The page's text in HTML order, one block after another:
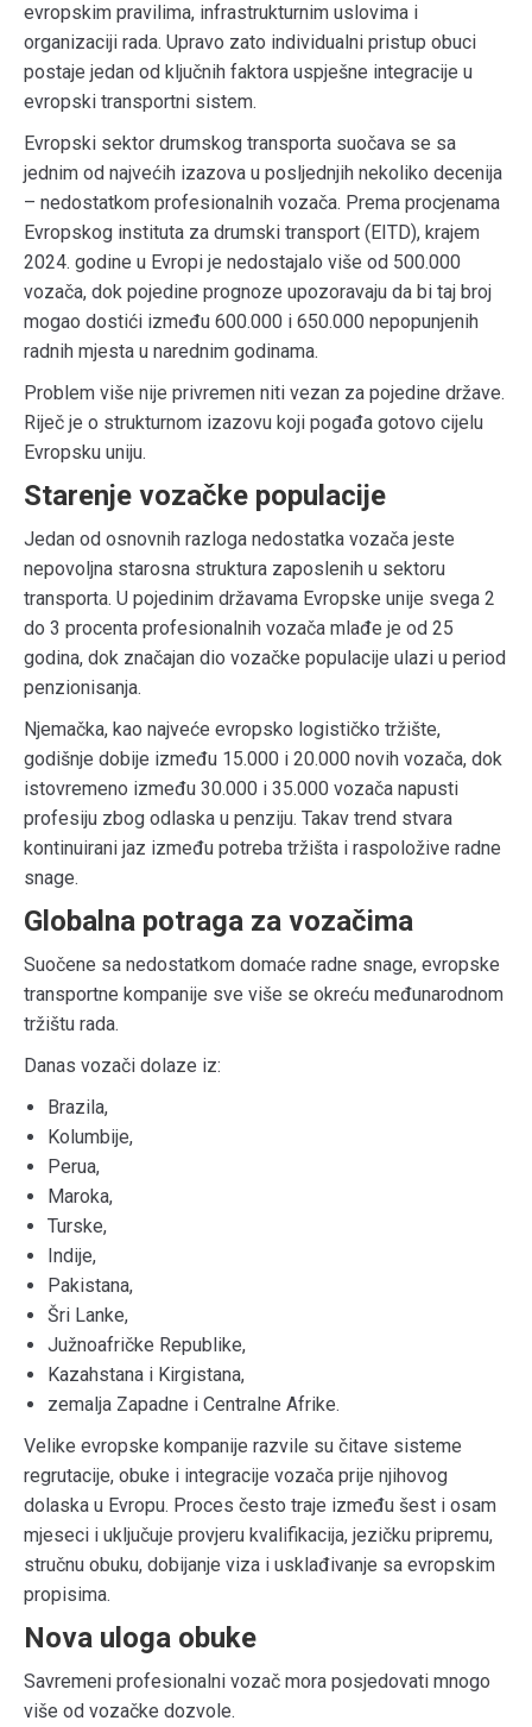
evropskim pravilima, infrastrukturnim uslovima i
organizaciji rada. Upravo zato individualni pristup obuci
postaje jedan od ključnih faktora uspješne integracije u
evropski transportni sistem.
Evropski sektor drumskog transporta suočava se sa
jednim od najvećih izazova u posljednjih nekoliko decenija
– nedostatkom profesionalnih vozača. Prema procjenama
Evropskog instituta za drumski transport (EITD), krajem
2024. godine u Evropi je nedostajalo više od 500.000
vozača, dok pojedine prognoze upozoravaju da bi taj broj
mogao dostići između 600.000 i 650.000 nepopunjenih
radnih mjesta u narednim godinama.
Problem više nije privremen niti vezan za pojedine države.
Riječ je o strukturnom izazovu koji pogađa gotovo cijelu
Evropsku uniju.
Starenje vozačke populacije
Jedan od osnovnih razloga nedostatka vozača jeste
nepovoljna starosna struktura zaposlenih u sektoru
transporta. U pojedinim državama Evropske unije svega 2
do 3 procenta profesionalnih vozača mlađe je od 25
godina, dok značajan dio vozačke populacije ulazi u period
penzionisanja.
Njemačka, kao najveće evropsko logističko tržište,
godišnje dobije između 15.000 i 20.000 novih vozača, dok
istovremeno između 30.000 i 35.000 vozača napusti
profesiju zbog odlaska u penziju. Takav trend stvara
kontinuirani jaz između potreba tržišta i raspoložive radne
snage.
Globalna potraga za vozačima
Suočene sa nedostatkom domaće radne snage, evropske
transportne kompanije sve više se okreću međunarodnom
tržištu rada.
Danas vozači dolaze iz:
Brazila,
Kolumbije,
Perua,
Maroka,
Turske,
Indije,
Pakistana,
Šri Lanke,
Južnoafričke Republike,
Kazahstana i Kirgistana,
zemalja Zapadne i Centralne Afrike.
Velike evropske kompanije razvile su čitave sisteme
regrutacije, obuke i integracije vozača prije njihovog
dolaska u Evropu. Proces često traje između šest i osam
mjeseci i uključuje provjeru kvalifikacija, jezičku pripremu,
stručnu obuku, dobijanje viza i usklađivanje sa evropskim
propisima.
Nova uloga obuke
Savremeni profesionalni vozač mora posjedovati mnogo
više od vozačke dozvole.